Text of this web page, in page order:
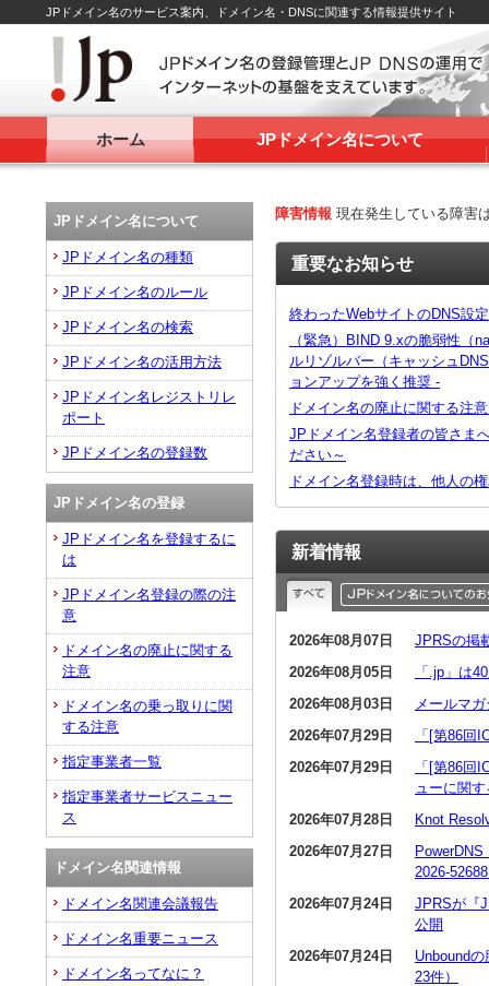
JPドメイン名のサービス案内、ドメイン名・DNSに関連する情報提供サイト
ホーム JPドメイン名について
障害情報 現在発生している障害
重要なお知らせ
終わったWebサイトのDNS設
（緊急）BIND 9.xの脆弱性（
ルリゾルバー（キャッシュ
ョンアップを強く推奨 -
ドメイン名の廃止に関する注
JPドメイン名登録者の皆さま
ださい～
ドメイン名登録時は、他人の
新着情報
2026年08月07日
JPRSの掲
2026年08月05日
「.jp」は
2026年08月03日
メールマ
2026年07月29日
「[第86回
2026年07月29日
「[第86回
ューに関
2026年07月28日
Knot
2026年07月27日
2026-
2026年07月24日
JPRSが『
公開
2026年07月24日
Unbound
23件）
JPドメイン名について
JPドメイン名の種類
JPドメイン名のルール
JPドメイン名の検索
JPドメイン名の活用方法
JPドメイン名レジストリレ
ポート
JPドメイン名の登録数
JPドメイン名の登録
JPドメイン名を登録するに
は
JPドメイン名登録の際の注
意
ドメイン名の廃止に関する
注意
ドメイン名の乗っ取りに関
する注意
指定事業者一覧
指定事業者サービスニュー
ス
ドメイン名関連情報
ドメイン名関連会議報告
ドメイン名重要ニュース
ドメイン名ってなに？